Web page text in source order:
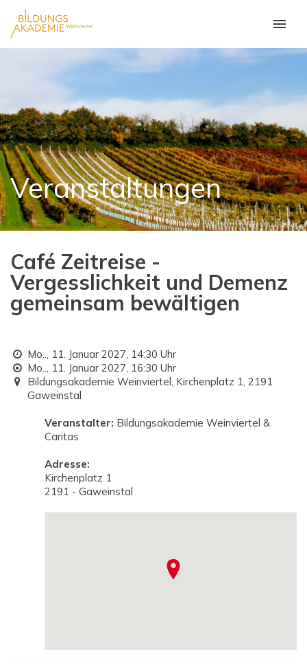
Veranstaltungen
Café Zeitreise -
Vergesslichkeit und Demenz
gemeinsam bewältigen
Mo.., 11. Januar 2027, 14:30 Uhr
Mo.., 11. Januar 2027, 16:30 Uhr
Bildungsakademie Weinviertel, Kirchenplatz 1, 2191
Gaweinstal
Veranstalter: Bildungsakademie Weinviertel &
Caritas
Adresse:
Kirchenplatz 1
2191 - Gaweinstal